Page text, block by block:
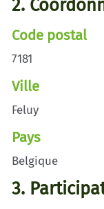
2.
Code postal
7181
Ville
Feluy
Pays
Belgique
3.